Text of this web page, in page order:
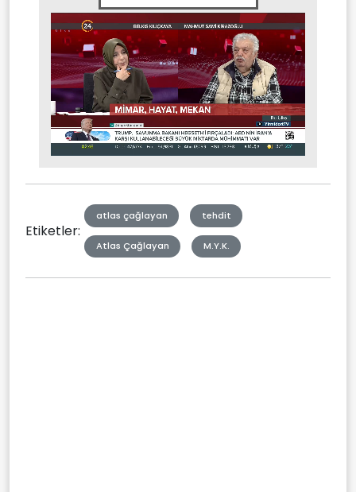
Mute Stream
Etiketler:
atlas çağlayan tehdit
Atlas Çağlayan M.Y.K.